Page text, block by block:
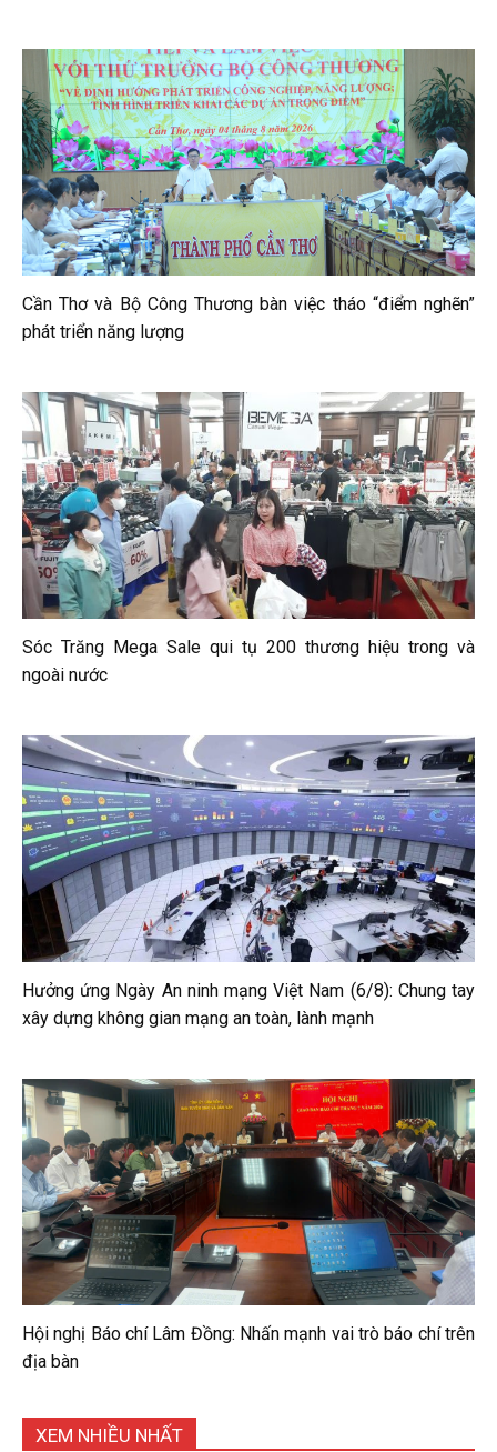
Cần Thơ và Bộ Công Thương bàn việc tháo “điểm nghẽn”
phát triển năng lượng
Sóc Trăng Mega Sale qui tụ 200 thương hiệu trong và
ngoài nước
Hưởng ứng Ngày An ninh mạng Việt Nam (6/8): Chung tay
xây dựng không gian mạng an toàn, lành mạnh
Hội nghị Báo chí Lâm Đồng: Nhấn mạnh vai trò báo chí trên
địa bàn
XEM NHIỀU NHẤT